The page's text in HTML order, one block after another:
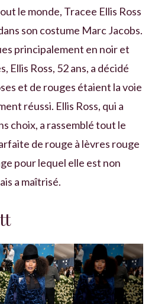
le monde, Tracee Ellis Ross
son costume Marc Jacobs.
principalement en noir et
Ellis Ross, 52 ans, a décidé
et de rouges étaient la voie
réussi. Ellis Ross, qui a
choix, a rassemblé tout le
de rouge à lèvres rouge
pour lequel elle est non
a maîtrisé.